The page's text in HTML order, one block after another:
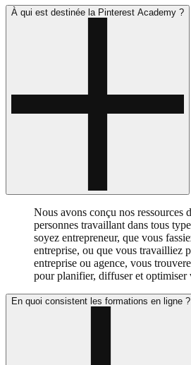
À qui est destinée la Pinterest Academy ?
Nous avons conçu nos ressources
personnes travaillant dans tous
soyez entrepreneur, que vous
entreprise, ou que vous travailliez
entreprise ou agence, vous
pour planifier, diffuser et optimiser
En quoi consistent les formations en ligne ?